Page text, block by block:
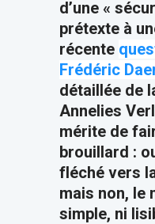
d’une «
prétexte à
récente
Frédéric
détaillée de
Annelies
mérite de
brouillard :
fléché vers
mais non, le
simple, ni